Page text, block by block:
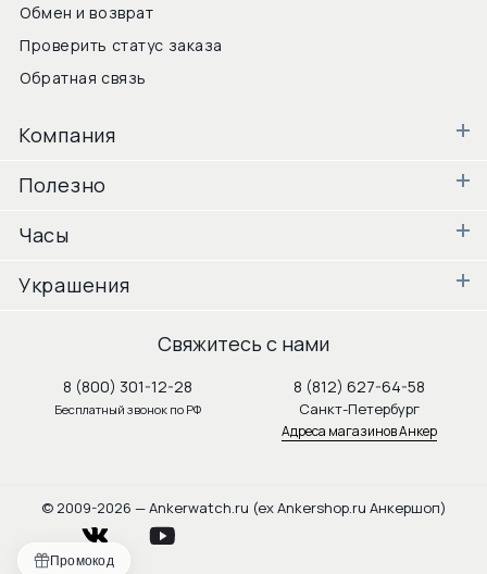
Промокод
Обмен и возврат
Проверить статус заказа
Обратная связь
Компания
Полезно
Часы
Украшения
Свяжитесь с нами
8 (800) 301-12-28
Бесплатный звонок по РФ
8 (812) 627-64-58
Санкт-Петербург
Адреса магазинов Анкер
© 2009-2026 — Ankerwatch.ru (ex Ankershop.ru Анкершоп)
vkontakte youtube